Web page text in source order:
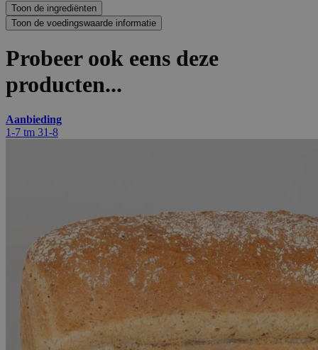
Probeer ook eens deze
producten...
Aanbieding
1-7 tm 31-8